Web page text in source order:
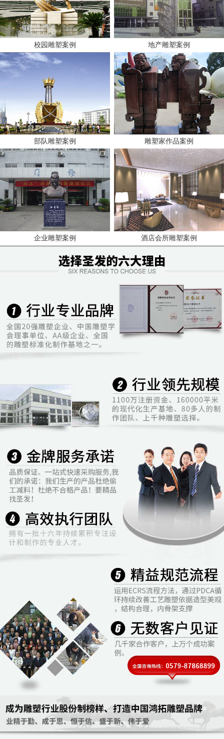
校园雕塑案例
部队雕塑案例
企业雕塑案例
地产雕塑案例
雕塑家作品案例
酒店会所雕塑案例